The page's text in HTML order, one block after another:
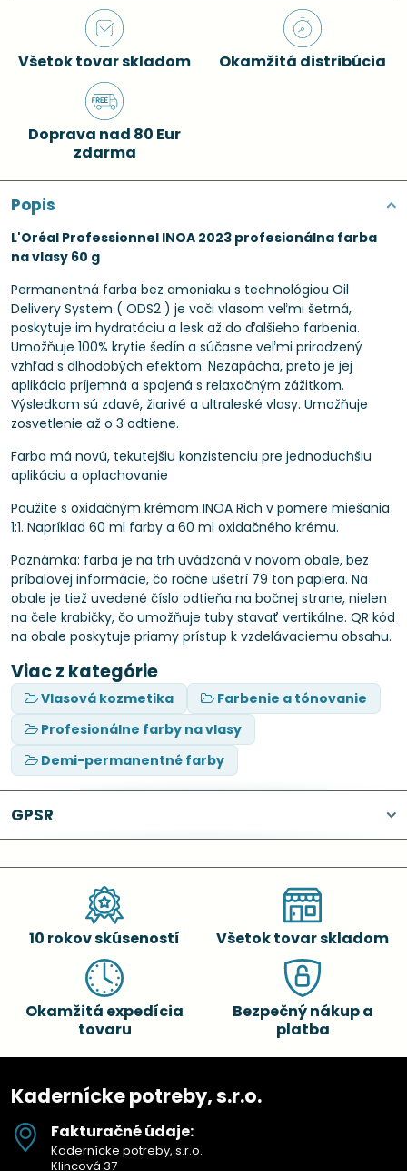
Všetok tovar skladom Okamžitá distribúcia
Doprava nad 80 Eur
zdarma
Popis
L'Oréal Professionnel INOA 2023 profesionálna farba
na vlasy 60 g
Permanentná farba bez amoniaku s technológiou Oil
Delivery System ( ODS2 ) je voči vlasom veľmi šetrná,
poskytuje im hydratáciu a lesk až do ďalšieho farbenia.
Umožňuje 100% krytie šedín a súčasne veľmi prirodzený
vzhľad s dlhodobých efektom. Nezapácha, preto je jej
aplikácia príjemná a spojená s relaxačným zážitkom.
Výsledkom sú zdavé, žiarivé a ultraleské vlasy. Umožňuje
zosvetlenie až o 3 odtiene.
Farba má novú, tekutejšiu konzistenciu pre jednoduchšiu
aplikáciu a oplachovanie
Použite s oxidačným krémom INOA Rich v pomere miešania
1:1. Napríklad 60 ml farby a 60 ml oxidačného krému.
Poznámka: farba je na trh uvádzaná v novom obale, bez
príbalovej informácie, čo ročne ušetrí 79 ton papiera. Na
obale je tiež uvedené číslo odtieňa na bočnej strane, nielen
na čele krabičky, čo umožňuje tuby stavať vertikálne. QR kód
na obale poskytuje priamy prístup k vzdelávaciemu obsahu.
Viac z kategórie
Vlasová kozmetika
Farbenie a tónovanie
Profesionálne farby na vlasy
Demi-permanentné farby
GPSR
10 rokov skúseností Všetok tovar skladom
Okamžitá expedícia
tovaru
Bezpečný nákup a
platba
Kadernícke potreby, s.r.o.
Fakturačné údaje:
Kadernícke potreby, s.r.o.
Klincová 37